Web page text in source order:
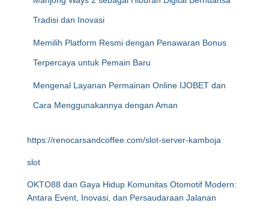
Tradisi dan Inovasi
Memilih Platform Resmi dengan Penawaran Bonus
Terpercaya untuk Pemain Baru
Mengenal Layanan Permainan Online IJOBET dan
Cara Menggunakannya dengan Aman
https://renocarsandcoffee.com/slot-server-kamboja
slot
OKTO88 dan Gaya Hidup Komunitas Otomotif Modern:
Antara Event, Inovasi, dan Persaudaraan Jalanan